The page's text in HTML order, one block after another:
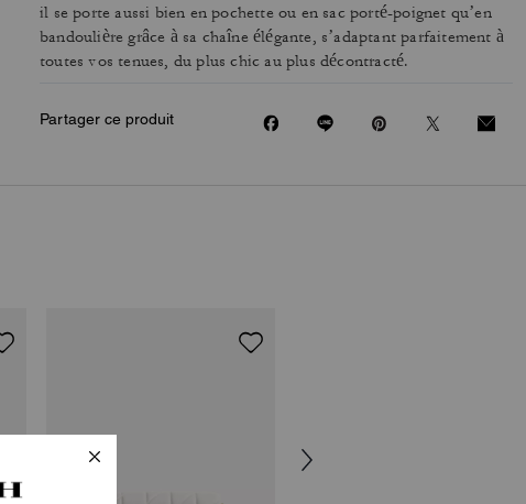
il se porte aussi bien en pochette ou en sac porté-poignet qu’en
bandoulière grâce à sa chaîne élégante, s’adaptant parfaitement à
toutes vos tenues, du plus chic au plus décontracté.
Partager ce produit